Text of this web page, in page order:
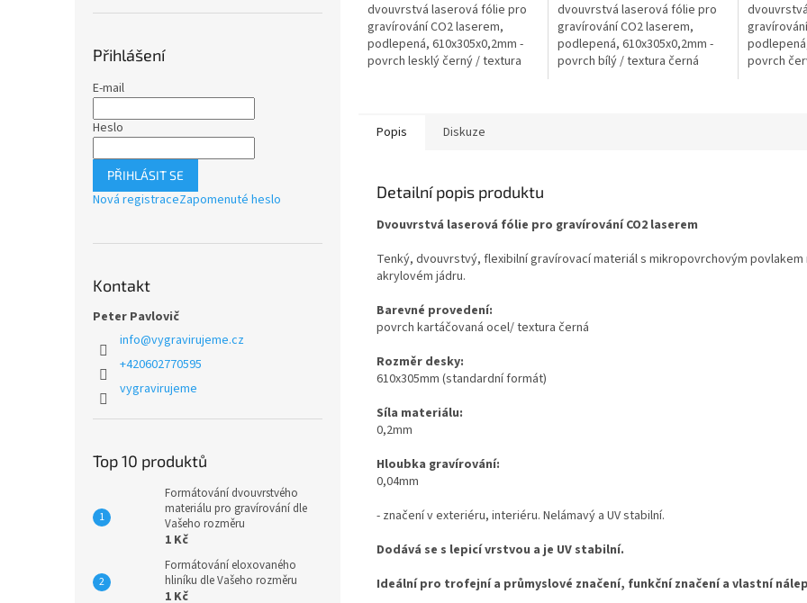
Přihlášení
E-mail
Heslo
PŘIHLÁSIT SE
Nová registraceZapomenuté heslo
Kontakt
Peter Pavlovič
info@vygravirujeme.cz
+420602770595
vygravirujeme
Top 10 produktů
Formátování dvouvrstvého
materiálu pro gravírování dle
Vašeho rozměru
1 Kč
Formátování eloxovaného
hliníku dle Vašeho rozměru
1 Kč
dvouvrstvá laserová fólie pro
gravírování CO2 laserem,
podlepená, 610x305x0,2mm -
povrch lesklý černý / textura
dvouvrstvá laserová fólie pro
gravírování CO2 laserem,
podlepená, 610x305x0,2mm -
povrch bílý / textura černá
povrch
Popis Diskuze
Detailní popis produktu
Dvouvrstvá laserová fólie pro gravírování CO2 laserem
Tenký, dvouvrstvý, flexibilní gravírovací materiál s mikropovrchovým povlakem
akrylovém jádru.
Barevné provedení:
povrch kartáčovaná ocel/ textura černá
Rozměr desky:
610x305mm (standardní formát)
Síla materiálu:
0,2mm
Hloubka gravírování:
0,04mm
- značení v exteriéru, interiéru. Nelámavý a UV stabilní.
Dodává se s lepicí vrstvou a je UV stabilní.
Ideální pro trofejní a průmyslové značení, funkční značení a vlastní